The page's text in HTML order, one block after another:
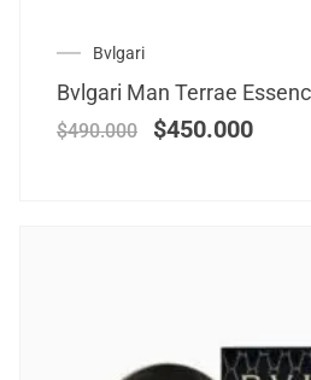
Bvlgari
Bvlgari Man Terrae
$490.000 $450.000